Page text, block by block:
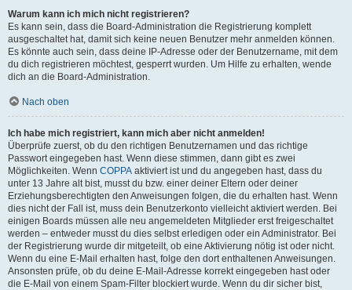
Warum kann ich mich nicht registrieren?
Es kann sein, dass die Board-Administration die Registrierung komplett
ausgeschaltet hat, damit sich keine neuen Benutzer mehr anmelden können.
Es könnte auch sein, dass deine IP-Adresse oder der Benutzername, mit dem
du dich registrieren möchtest, gesperrt wurden. Um Hilfe zu erhalten, wende
dich an die Board-Administration.
Nach oben
Ich habe mich registriert, kann mich aber nicht anmelden!
Überprüfe zuerst, ob du den richtigen Benutzernamen und das richtige
Passwort eingegeben hast. Wenn diese stimmen, dann gibt es zwei
Möglichkeiten. Wenn COPPA aktiviert ist und du angegeben hast, dass du
unter 13 Jahre alt bist, musst du bzw. einer deiner Eltern oder deiner
Erziehungsberechtigten den Anweisungen folgen, die du erhalten hast. Wenn
dies nicht der Fall ist, muss dein Benutzerkonto vielleicht aktiviert werden. Bei
einigen Boards müssen alle neu angemeldeten Mitglieder erst freigeschaltet
werden – entweder musst du dies selbst erledigen oder ein Administrator. Bei
der Registrierung wurde dir mitgeteilt, ob eine Aktivierung nötig ist oder nicht.
Wenn du eine E-Mail erhalten hast, folge den dort enthaltenen Anweisungen.
Ansonsten prüfe, ob du deine E-Mail-Adresse korrekt eingegeben hast oder
die E-Mail von einem Spam-Filter blockiert wurde. Wenn du dir sicher bist,